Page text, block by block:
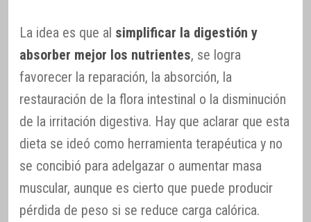
La idea es que al simplificar la digestión y
absorber mejor los nutrientes, se logra
favorecer la reparación, la absorción, la
restauración de la flora intestinal o la disminución
de la irritación digestiva. Hay que aclarar que esta
dieta se ideó como herramienta terapéutica y no
se concibió para adelgazar o aumentar masa
muscular, aunque es cierto que puede producir
pérdida de peso si se reduce carga calórica.